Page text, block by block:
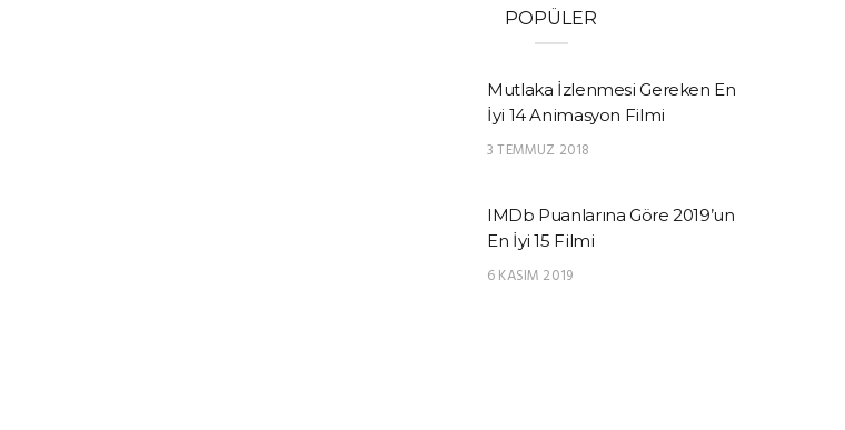
POPÜLER
Mutlaka İzlenmesi Gereken En
İyi 14 Animasyon Filmi
3 TEMMUZ 2018
IMDb Puanlarına Göre 2019’un
En İyi 15 Filmi
6 KASIM 2019